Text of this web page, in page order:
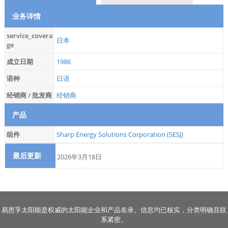
业务详情
service_covera
ge
日本
成立日期
1986
语种
日语
经销商 / 批发商 经销商
产品
组件 Sharp Energy Solutions Corporation (SESJ)
最后更新 2026年3月18日
易恩孚太阳能是权威的太阳能企业和产品名录。信息均已核实，分类明确且联
系紧密。